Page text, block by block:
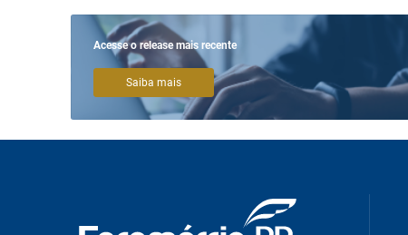
Acesse o release mais recente
Saiba mais